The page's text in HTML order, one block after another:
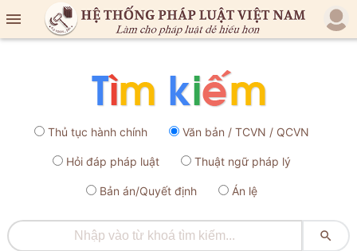

Thủ tục hành chính Văn bản / TCVN / QCVN
Hỏi đáp pháp luật Thuật ngữ pháp lý
Bản án/Quyết định Án lệ
